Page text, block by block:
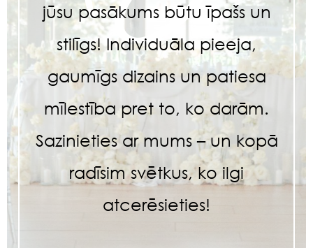
jūsu pasākums būtu īpašs un
stilīgs! Individuāla pieeja,
gaumīgs dizains un patiesa
mīlestība pret to, ko darām.
Sazinieties ar mums – un kopā
radīsim svētkus, ko ilgi
atcerēsieties!